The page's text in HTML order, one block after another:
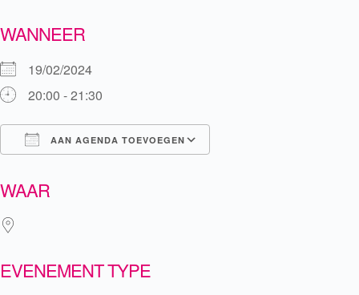
WANNEER
19/02/2024
20:00 - 21:30
AAN AGENDA TOEVOEGEN
WAAR
EVENEMENT TYPE